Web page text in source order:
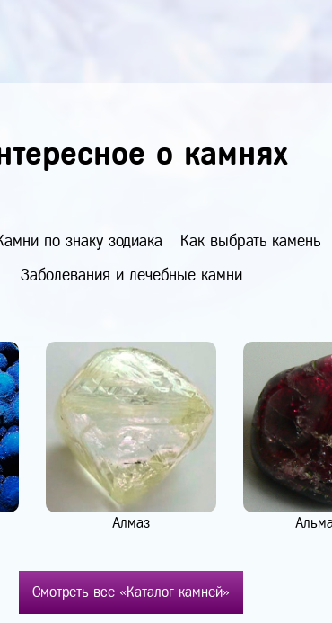
о камнях
по знаку зодиака Как выбрать камень
Заболевания и лечебные камни
Алмаз
Смотреть все «Каталог камней»